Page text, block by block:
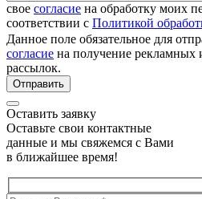
свое согласие на обработку моих
соответствии с Политикой
Данное поле обязательное для
согласие на получение
рассылок.
Оставить заявку
Оставьте свои контактные
данные и мы свяжемся с Вами
в ближайшее время!